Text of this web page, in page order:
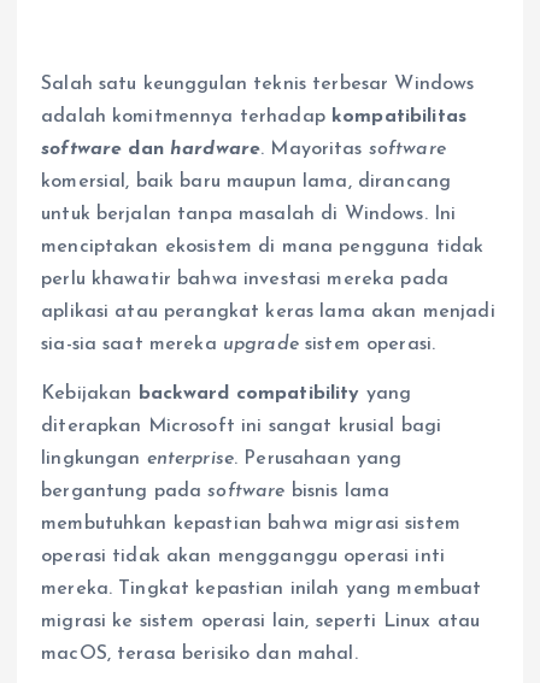
Salah satu keunggulan teknis terbesar Windows
adalah komitmennya terhadap kompatibilitas
software dan hardware. Mayoritas software
komersial, baik baru maupun lama, dirancang
untuk berjalan tanpa masalah di Windows. Ini
menciptakan ekosistem di mana pengguna tidak
perlu khawatir bahwa investasi mereka pada
aplikasi atau perangkat keras lama akan menjadi
sia-sia saat mereka upgradesistem operasi.
Kebijakan backward compatibility yang
diterapkan Microsoft ini sangat krusial bagi
lingkungan enterprise. Perusahaan yang
bergantung padasoftware bisnis lama
membutuhkan kepastian bahwa migrasi sistem
operasi tidak akan mengganggu operasi inti
mereka. Tingkat kepastian inilah yang membuat
migrasi ke sistem operasi lain, seperti Linux atau
macOS, terasa berisiko dan mahal.